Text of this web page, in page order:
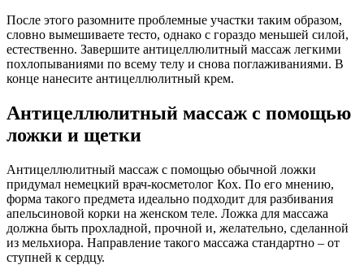
После этого разомните проблемные участки таким образом,
словно вымешиваете тесто, однако с гораздо меньшей силой,
естественно. Завершите антицеллюлитный массаж легкими
похлопываниями по всему телу и снова поглаживаниями. В
конце нанесите антицеллюлитный крем.
Антицеллюлитный массаж с помощью
ложки и щетки
Антицеллюлитный массаж с помощью обычной ложки
придумал немецкий врач-косметолог Кох. По его мнению,
форма такого предмета идеально подходит для разбивания
апельсиновой корки на женском теле. Ложка для массажа
должна быть прохладной, прочной и, желательно, сделанной
из мельхиора. Направление такого массажа стандартно – от
ступней к сердцу.